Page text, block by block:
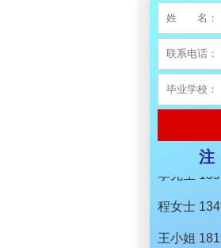
注
陈先生
李先生
程女士
王小姐
陈先生
李先生
程女士
王小姐